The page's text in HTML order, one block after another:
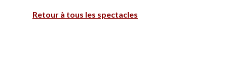
Retour à tous les spectacles